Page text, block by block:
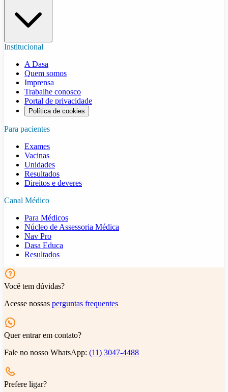
Institucional
A Dasa
Quem somos
Imprensa
Trabalhe conosco
Portal de privacidade
Política de cookies
Para pacientes
Exames
Vacinas
Unidades
Resultados
Direitos e deveres
Canal Médico
Para Médicos
Núcleo de Assessoria Médica
Nav Pro
Dasa Educa
Resultados
Você tem dúvidas?
Acesse nossas perguntas frequentes
Quer entrar em contato?
Fale no nosso WhatsApp: (11) 3047-4488
Prefere ligar?